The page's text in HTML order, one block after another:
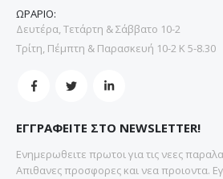
ΩΡΑΡΙΟ:
Δευτέρα, Τετάρτη & Σάββατο 10-2
Τρίτη, Πέμπτη & Παρασκευή 10-2 Κ 5-8.30
ΕΓΓΡΑΦΕΙΤΕ ΣΤΟ NEWSLETTER!
Ενημερωθειτε πρωτοι για τις νεες
Απιθανες προσφορες και νεα προιοντα.